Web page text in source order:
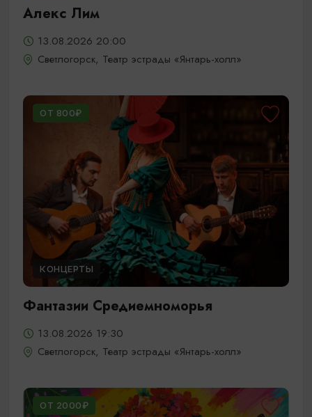
Алекс Лим
13.08.2026 20:00
Светлогорск, Театр эстрады «Янтарь-холл»
ОТ 800₽
КОНЦЕРТЫ
Фантазии Средиемноморья
13.08.2026 19:30
Светлогорск, Театр эстрады «Янтарь-холл»
ОТ 2000₽